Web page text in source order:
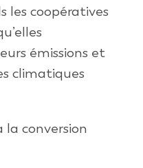
les coopératives
émissions et
climatiques
la conversion